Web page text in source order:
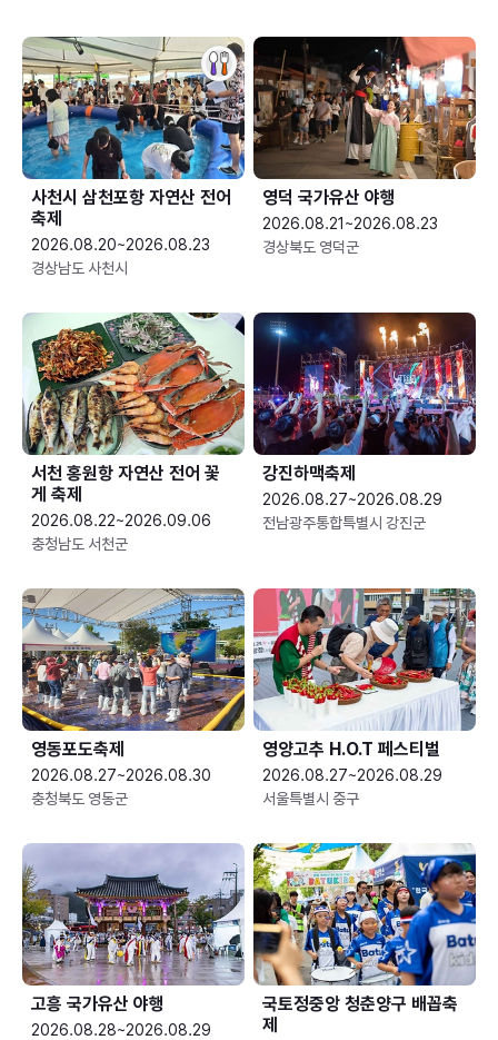
사천시 삼천포항 자연산 전어
축제
2026.08.20~2026.08.23
경상남도 사천시
영덕 국가유산 야행
2026.08.21~2026.08.23
경상북도 영덕군
서천 홍원항 자연산 전어 꽃
게 축제
2026.08.22~2026.09.06
충청남도 서천군
강진하맥축제
2026.08.27~2026.08.29
전남광주통합특별시 강진군
영동포도축제
2026.08.27~2026.08.30
충청북도 영동군
영양고추 H.O.T 페스티벌
2026.08.27~2026.08.29
서울특별시 중구
고흥 국가유산 야행
2026.08.28~2026.08.29
국토정중앙 청춘양구 배꼽축
제